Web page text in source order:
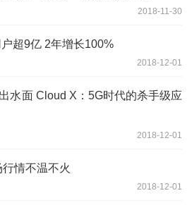
2018-11-30
超9亿 2年增长100%
2018-12-01
水面 Cloud X：5G时代的杀手级应
2018-12-01
情不温不火
2018-12-01